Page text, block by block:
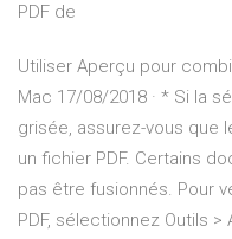
PDF de
Utiliser Aperçu pour
Mac 17/08/2018 · * Si la
grisée, assurez-vous que
un fichier PDF. Certains
pas être fusionnés. Pour
PDF, sélectionnez Outils